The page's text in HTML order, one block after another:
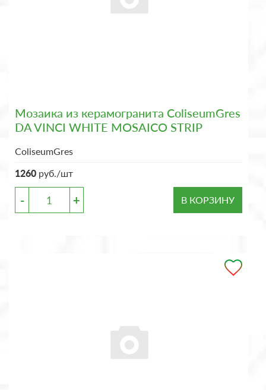
Мозаика из керамогранита ColiseumGres
DA VINCI WHITE MOSAICO STRIP
ColiseumGres
1260 руб./шт
- + В КОРЗИНУ